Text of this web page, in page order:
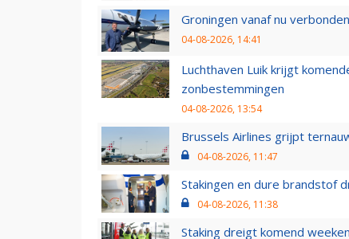
Groningen vanaf nu
04-08-2026, 14:41
Luchthaven Luik krijgt
zonbestemmingen
04-08-2026, 13:54
Brussels Airlines grijpt
04-08-2026, 11:47
Stakingen en dure brandstof
04-08-2026, 11:38
Staking dreigt komend